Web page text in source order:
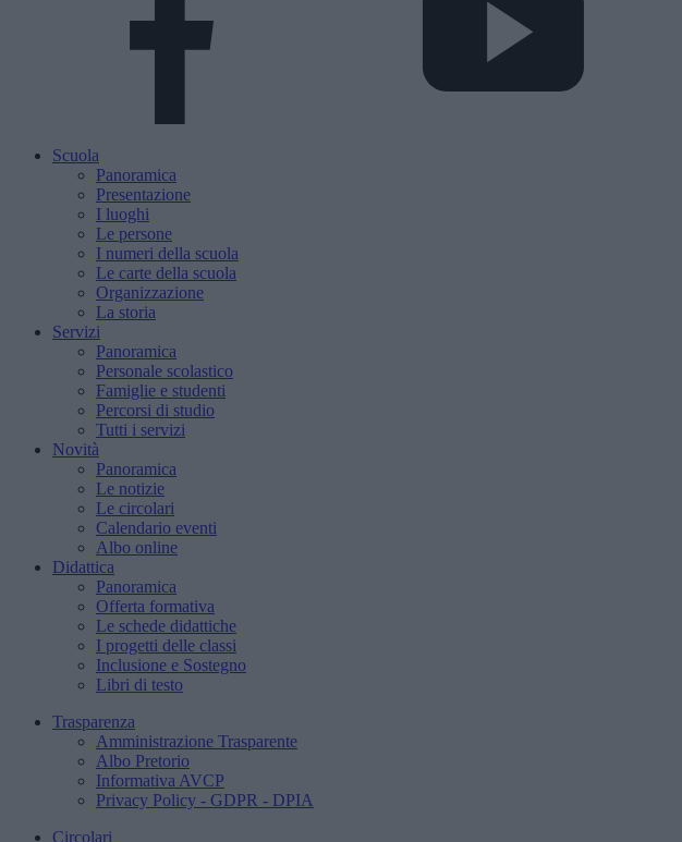
Scuola
Panoramica
Presentazione
I luoghi
Le persone
I numeri della scuola
Le carte della scuola
Organizzazione
La storia
Servizi
Panoramica
Personale scolastico
Famiglie e studenti
Percorsi di studio
Tutti i servizi
Novità
Panoramica
Le notizie
Le circolari
Calendario eventi
Albo online
Didattica
Panoramica
Offerta formativa
Le schede didattiche
I progetti delle classi
Inclusione e Sostegno
Libri di testo
Trasparenza
Amministrazione Trasparente
Albo Pretorio
Informativa AVCP
Privacy Policy - GDPR - DPIA
Circolari